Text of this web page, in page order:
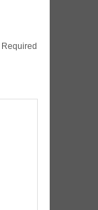
Required